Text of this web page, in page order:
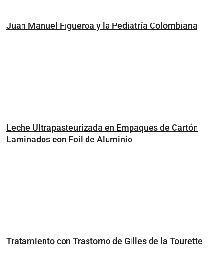
Juan Manuel Figueroa y la Pediatría Colombiana
Leche Ultrapasteurizada en Empaques de Cartón
Laminados con Foil de Aluminio
Tratamiento con Trastorno de Gilles de la Tourette